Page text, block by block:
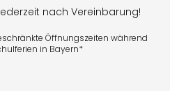
nach Vereinbarung!
Öffnungszeiten während
in Bayern*